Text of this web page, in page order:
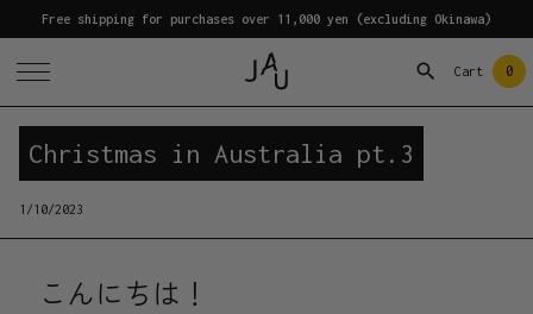
Free shipping for purchases over 11,000 yen (excluding Okinawa)
Cart 0
Christmas in Australia pt.3
1/10/2023
こんにちは！